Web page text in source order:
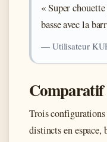
« Super
basse avec la
— Utilisateur
Comparatif
Trois configurations
distincts en